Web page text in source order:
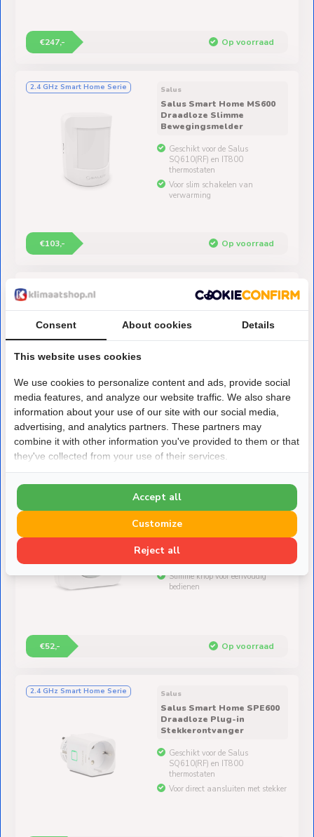
€247,- Op voorraad
2.4 GHz Smart Home Serie Salus
Salus Smart Home MS600
Draadloze Slimme
Bewegingsmelder
Geschikt voor de Salus
SQ610(RF) en IT800
thermostaten
Voor slim schakelen van
verwarming
€103,- Op voorraad
Geschikt voor de Salus
van signalen
€69,- Op voorraad
Salus
Draadloze Slimme Knop
Geschikt voor de Salus
SQ610(RF) en IT800
Slimme knop voor eenvoudig
bedienen
€52,- Op voorraad
2.4 GHz Smart Home Serie Salus
Salus Smart Home SPE600
Draadloze Plug-in
Stekkerontvanger
Geschikt voor de Salus
SQ610(RF) en IT800
thermostaten
Voor direct aansluiten met stekker
Consent About cookies Details
This website uses cookies
We use cookies to personalize content and ads, provide social
media features, and analyze our website traffic. We also share
information about your use of our site with our social media,
advertising, and analytics partners. These partners may
combine it with other information you've provided to them or that
they've collected from your use of their services.
Reject all
Customize
Accept all